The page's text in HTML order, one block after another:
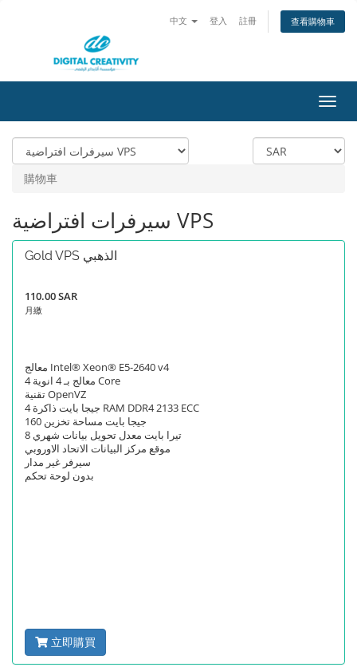
中文 登入 註冊 查看購物車
切
換
導
覽
購物車
سيرفرات افتراضية VPS
Gold VPS الذهبي
110.00 SAR
月繳
معالج Intel® Xeon® E5-2640 v4
معالج بـ 4 انوية 4 Core
تقنية OpenVZ
4 جيجا بايت ذاكرة RAM DDR4 2133 ECC
160 جيجا بايت مساحة تخزين
8 تيرا بايت معدل تحويل بيانات شهري
موقع مركز البيانات الاتحاد الاوروبي
سيرفر غير مدار
بدون لوحة تحكم
立即購買